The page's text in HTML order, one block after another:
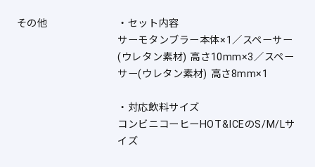
その他
・セット内容
サーモタンブラー本体×1／スペーサー
(ウレタン素材) 高さ10mm×3／スペー
サー(ウレタン素材) 高さ8mm×1
・対応飲料サイズ
コンビニコーヒーHOT&ICEのS/M/Lサ
イズ